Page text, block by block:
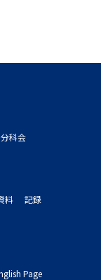
科会
料
記録
Page